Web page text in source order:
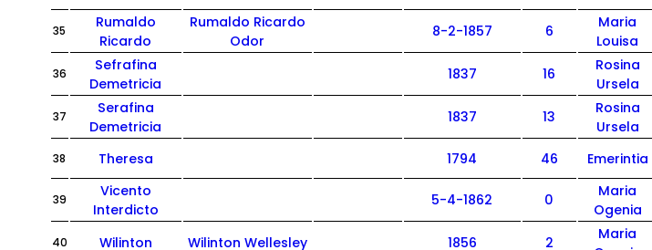
35
Rumaldo
Ricardo
Rumaldo Ricardo
Odor
8-2-1857 6
Maria
Louisa
36
Sefrafina
Demetricia
1837 16
Rosina
Ursela
37
Serafina
Demetricia
1837 13
Rosina
Ursela
38 Theresa 1794 46 Emerintia
39
Vicento
Interdicto
5-4-1862 0
Maria
Ogenia
40 Wilinton Wilinton Wellesley 1856 2
Maria